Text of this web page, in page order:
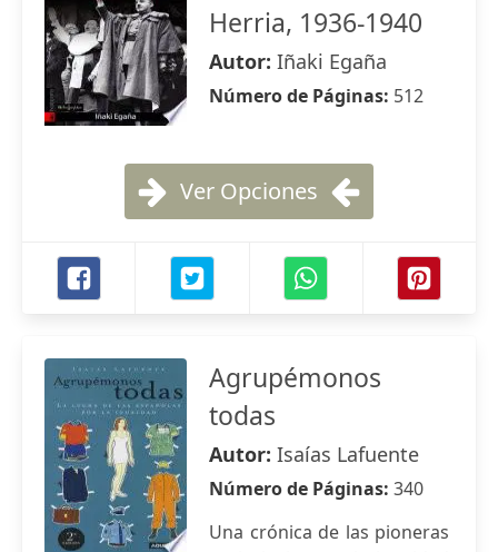
Herria, 1936-1940
Autor: Iñaki Egaña
Número de Páginas: 512
Ver Opciones
Agrupémonos
todas
Autor: Isaías Lafuente
Número de Páginas: 340
Una crónica de las pioneras